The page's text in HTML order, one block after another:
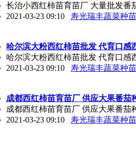
长治小西红柿苗育苗厂 大量批发番
2021-03-23 09:10
寿光瑞丰蔬菜种
哈尔滨大粉西红柿苗批发 代育口感
哈尔滨大粉西红柿苗批发 代育口感
2021-03-23 09:10
寿光瑞丰蔬菜种
成都西红柿苗育苗厂 供应大果番茄
成都西红柿苗育苗厂 供应大果番茄
2021-03-23 09:10
寿光瑞丰蔬菜种